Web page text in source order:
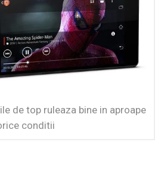
de top ruleaza bine in aproape
conditii